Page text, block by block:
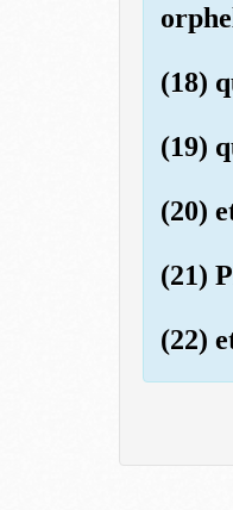
(18)
(19)
(20)
(21)
(22)